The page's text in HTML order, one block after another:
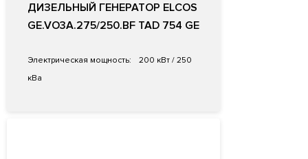
ДИЗЕЛЬНЫЙ ГЕНЕРАТОР ELCOS
GE.VO3A.275/250.BF TAD 754 GE
Электрическая мощность:
200 кВт / 250
кВа